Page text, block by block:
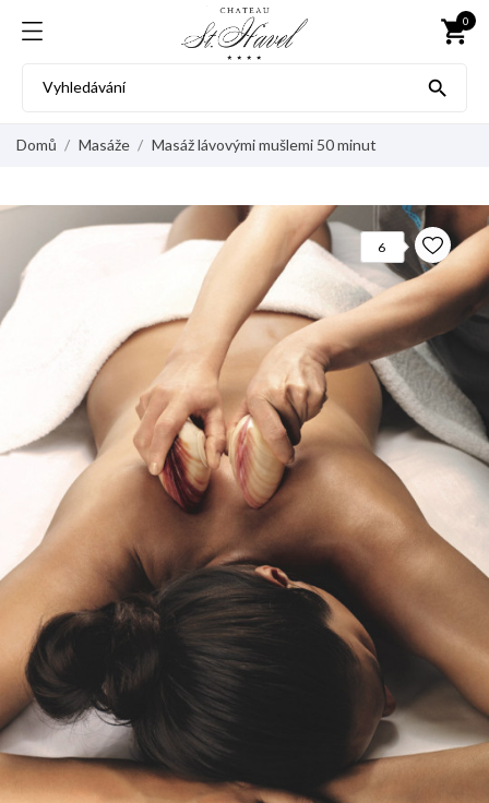
shopping_cart
0

Domů Masáže Masáž lávovými mušlemi 50 minut
6